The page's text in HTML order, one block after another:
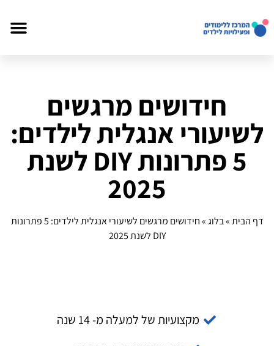
חידושים מרגשים
לשיעורי אנגלית לילדים:
5 פתרונות DIY לשנת
2025
דף הבית»בלוג»
חידושים מרגשים לשיעורי אנגלית לילדים: 5 פתרונות
DIY לשנת 2025
מקצועיות של למעלה מ- 14 שנה